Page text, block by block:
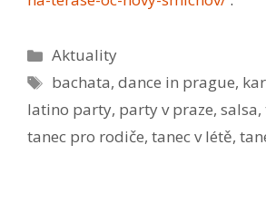
Rubriky
Aktuality
Štítky
bachata,dance in prague,
latino party, party v praze, salsa,
tanec pro rodiče, tanec v létě,